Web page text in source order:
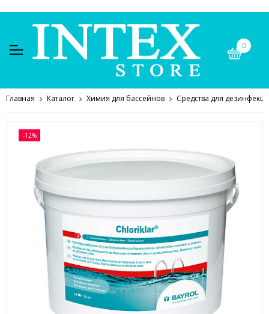
0
Главная Каталог Химия для бассейнов Средства для
-12%